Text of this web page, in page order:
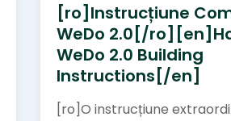
[ro]Instrucțiune
WeDo 2.0[/
WeDo 2.0 Building
Instructions[/en]
[ro]O instrucțiune